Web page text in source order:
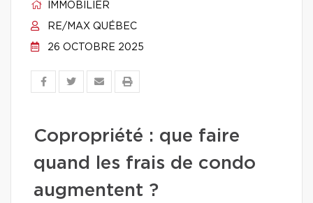
IMMOBILIER
RE/MAX QUÉBEC
26 OCTOBRE 2025
Copropriété : que faire
quand les frais de condo
augmentent ?